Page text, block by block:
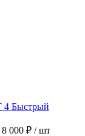
Быстрый
8 000 ₽ / шт